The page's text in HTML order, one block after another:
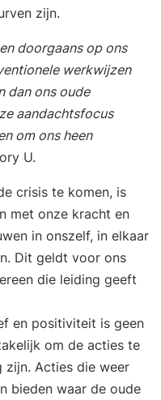
zijn.
doorgaans op ons
werkwijzen
dan ons oude
aandachtsfocus
om ons heen
U.
crisis te komen, is
met onze kracht en
in onszelf, in elkaar
Dit geldt voor ons
die leiding geeft
en positiviteit is geen
om de acties te
zijn. Acties die weer
bieden waar de oude